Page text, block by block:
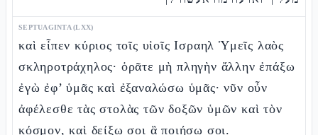
SEPTUAGINTA (LXX)
καὶ εἶπεν κύριος τοῖς υἱοῖς Ισραηλ Ὑμεῖς λαὸς
σκληροτράχηλος· ὁρᾶτε μὴ πληγὴν ἄλλην ἐπάξω
ἐγὼ ἐφ’ ὑμᾶς καὶ ἐξαναλώσω ὑμᾶς· νῦν οὖν
ἀφέλεσθε τὰς στολὰς τῶν δοξῶν ὑμῶν καὶ τὸν
κόσμον, καὶ δείξω σοι ἃ ποιήσω σοι.